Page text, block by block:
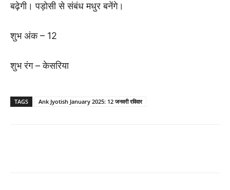
बढ़ेगी। पड़ोसी से संबंध मधुर बनेंगे।
शुभ अंक – 12
शुभ रंग – केसरिया
TAGS Ank Jyotish January 2025: 12 जनवरी रविवार